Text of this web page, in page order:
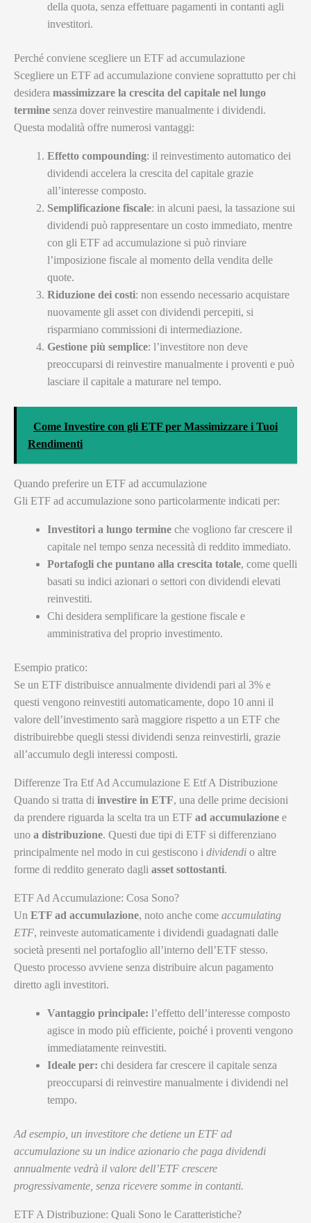
della quota, senza effettuare pagamenti in contanti agli
investitori.
Perché conviene scegliere un ETF ad accumulazione
Scegliere un ETF ad accumulazione conviene soprattutto per chi
desidera massimizzare la crescita del capitale nel lungo
termine senza dover reinvestire manualmente i dividendi.
Questa modalità offre numerosi vantaggi:
Effetto compounding: il reinvestimento automatico dei
dividendi accelera la crescita del capitale grazie
all’interesse composto.
Semplificazione fiscale: in alcuni paesi, la tassazione sui
dividendi può rappresentare un costo immediato, mentre
con gli ETF ad accumulazione si può rinviare
l’imposizione fiscale al momento della vendita delle
quote.
Riduzione dei costi: non essendo necessario acquistare
nuovamente gli asset con dividendi percepiti, si
risparmiano commissioni di intermediazione.
Gestione più semplice: l’investitore non deve
preoccuparsi di reinvestire manualmente i proventi e può
lasciare il capitale a maturare nel tempo.
Come Investire con gli ETF per Massimizzare i Tuoi
Rendimenti
Quando preferire un ETF ad accumulazione
Gli ETF ad accumulazione sono particolarmente indicati per:
Investitori a lungo termine che vogliono far crescere il
capitale nel tempo senza necessità di reddito immediato.
Portafogli che puntano alla crescita totale, come quelli
basati su indici azionari o settori con dividendi elevati
reinvestiti.
Chi desidera semplificare la gestione fiscale e
amministrativa del proprio investimento.
Esempio pratico:
Se un ETF distribuisce annualmente dividendi pari al 3% e
questi vengono reinvestiti automaticamente, dopo 10 anni il
valore dell’investimento sarà maggiore rispetto a un ETF che
distribuirebbe quegli stessi dividendi senza reinvestirli, grazie
all’accumulo degli interessi composti.
Differenze Tra Etf Ad Accumulazione E Etf A Distribuzione
Quando si tratta di investire in ETF, una delle prime decisioni
da prendere riguarda la scelta tra un ETF ad accumulazione e
uno a distribuzione. Questi due tipi di ETF si differenziano
principalmente nel modo in cui gestiscono i dividendi o altre
forme di reddito generato dagli asset sottostanti.
ETF Ad Accumulazione: Cosa Sono?
Un ETF ad accumulazione, noto anche come accumulating
ETF, reinveste automaticamente i dividendi guadagnati dalle
società presenti nel portafoglio all’interno dell’ETF stesso.
Questo processo avviene senza distribuire alcun pagamento
diretto agli investitori.
Vantaggio principale: l’effetto dell’interesse composto
agisce in modo più efficiente, poiché i proventi vengono
immediatamente reinvestiti.
Ideale per: chi desidera far crescere il capitale senza
preoccuparsi di reinvestire manualmente i dividendi nel
tempo.
Ad esempio, un investitore che detiene un ETF ad
accumulazione su un indice azionario che paga dividendi
annualmente vedrà il valore dell’ETF crescere
progressivamente, senza ricevere somme in contanti.
ETF A Distribuzione: Quali Sono le Caratteristiche?